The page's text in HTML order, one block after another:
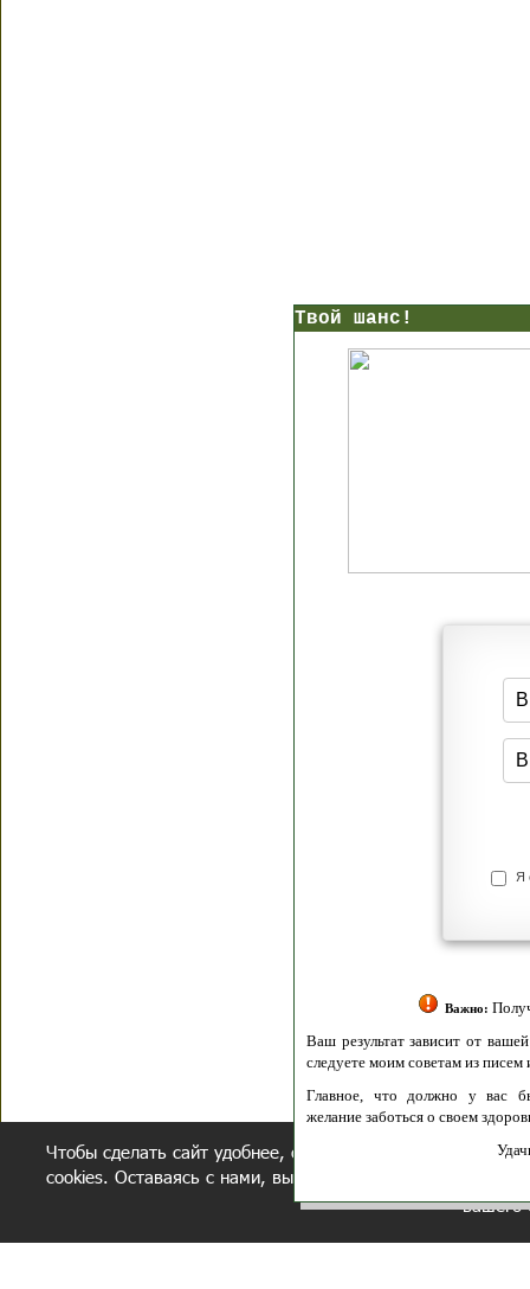
Твой шанс!
Я
Важно:Получение
Ваш результат зависит от вашей
следуете моим советам из писем и книг.
Главное, что должно у вас быть -
желание заботься о своем здоровье.
Удачи!
Чтобы сделать сайт удобнее, осуществляется обработка
cookies. Оставаясь с нами, вы соглашаетесь с нашей
вашего